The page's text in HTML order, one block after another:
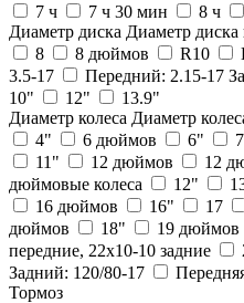
7 ч
7 ч 30 мин 8 ч
Диаметр диска Диаметр
8
8 дюймов R10
3.5-17
Передний: 2.15-17
10"
12"
13.9"
Диаметр колеса Диаметр
4"
6 дюймов 6"
11"
12 дюймов
12
дюймовые колеса
12"
16 дюймов
16" 17
дюймов
18" 19 дюймов
передние, 22x10-10 задние
Задний: 120/80-17
Тормоз